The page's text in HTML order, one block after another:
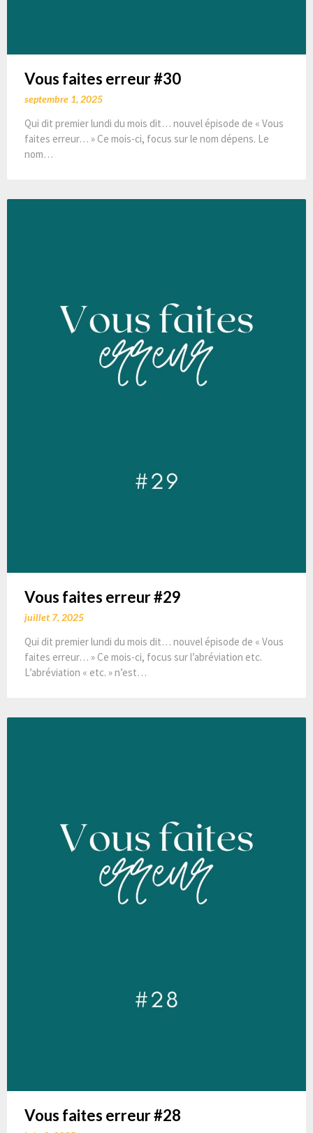
Vous faites erreur #30
septembre 1, 2025
Qui dit premier lundi du mois dit… nouvel épisode de « Vous
faites erreur… » Ce mois-ci, focus sur le nom dépens. Le
nom…
Vous faites erreur #29
juillet 7, 2025
Qui dit premier lundi du mois dit… nouvel épisode de « Vous
faites erreur… » Ce mois-ci, focus sur l’abréviation etc.
L’abréviation « etc. » n’est…
Vous faites erreur #28